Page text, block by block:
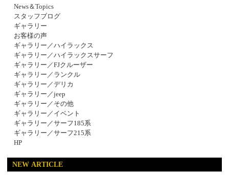
News＆Topics
スタッフブログ
ギャラリー
お客様の声
ギャラリー／ハイラックス
ギャラリー／ハイラックスサーフ
ギャラリー／FJクルーザー
ギャラリー／ランクル
ギャラリー／デリカ
ギャラリー／jeep
ギャラリー／その他
ギャラリー／イベント
ギャラリー／サーフ185系
ギャラリー／サーフ215系
HP
NEW ARTICLE